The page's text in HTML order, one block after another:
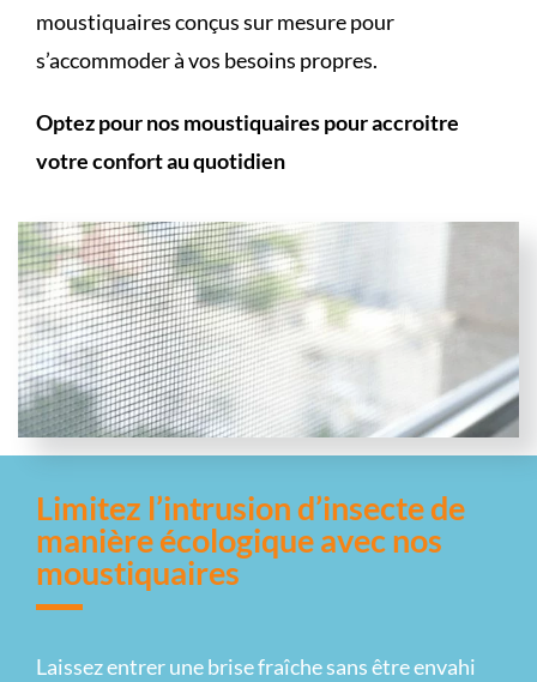
moustiquaires conçus sur mesure pour
s’accommoder à vos besoins propres.
Optez pour nos moustiquaires pour accroitre
votre confort au quotidien
Limitez l’intrusion d’insecte de
manière écologique avec nos
moustiquaires
Laissez entrer une brise fraîche sans être envahi